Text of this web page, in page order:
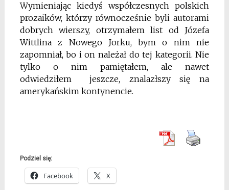
Wymieniając kiedyś współczesnych polskich
prozaików, którzy równocześnie byli autorami
dobrych wierszy, otrzymałem list od Józefa
Wittlina z Nowego Jorku, bym o nim nie
zapomniał, bo i on należał do tej kategorii. Nie
tylko o nim pamiętałem, ale nawet
odwiedziłem jeszcze, znalazłszy się na
amerykańskim kontynencie.
Podziel się:
Facebook X